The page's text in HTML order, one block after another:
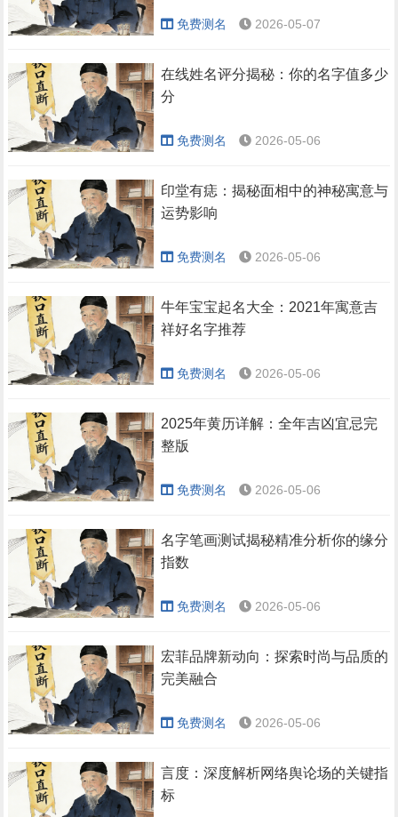
免费测名 2026-05-07
在线姓名评分揭秘：你的名字值多少
分
免费测名 2026-05-06
印堂有痣：揭秘面相中的神秘寓意与
运势影响
免费测名 2026-05-06
牛年宝宝起名大全：2021年寓意吉
祥好名字推荐
免费测名 2026-05-06
2025年黄历详解：全年吉凶宜忌完
整版
免费测名 2026-05-06
名字笔画测试揭秘精准分析你的缘分
指数
免费测名 2026-05-06
宏菲品牌新动向：探索时尚与品质的
完美融合
免费测名 2026-05-06
言度：深度解析网络舆论场的关键指
标